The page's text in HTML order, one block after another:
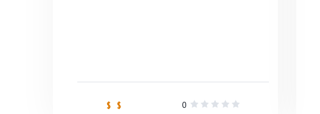
$ $ 0